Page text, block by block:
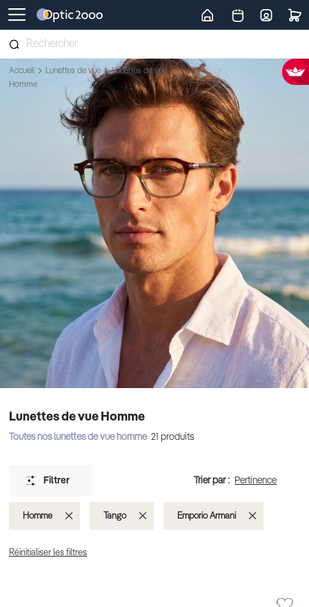
Retour vers la page d'accueil
Accueil Lunettes de vue
Lunettes de vue
Homme
Lunettes de vue Homme
Toutes nos lunettes de vue homme 21 produits
Filtrer Trier par :
Homme SupprimerTango SupprimerEmporio Armani
Réinitialiser les filtres